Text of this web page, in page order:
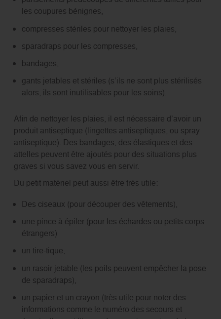
les coupures bénignes,
compresses stériles pour nettoyer les plaies,
sparadraps pour les compresses,
bandages,
gants jetables et stériles (s’ils ne sont plus stérilisés
alors, ils sont inutilisables pour les soins).
Afin de nettoyer les plaies, il est nécessaire d’avoir un
produit antiseptique (lingettes antiseptiques, ou spray
antiseptique). Des bandages, des élastiques et des
attelles peuvent être ajoutés pour des situations plus
graves si vous savez vous en servir.
Du petit matériel peut aussi être très utile:
Des ciseaux (pour découper des vêtements),
une pince à épiler (pour les échardes ou petits corps
étrangers)
un tire-tique,
un rasoir jetable (les poils peuvent empêcher la pose
de sparadraps),
un papier et un crayon (très utile pour noter des
informations comme le numéro des secours et